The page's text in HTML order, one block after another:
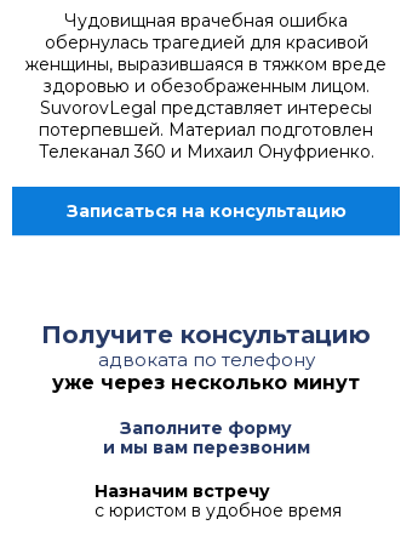
Чудовищная врачебная ошибка
обернулась трагедией для красивой
женщины, выразившаяся в тяжком вреде
здоровью и обезображенным лицом.
SuvorovLegal представляет интересы
потерпевшей. Материал подготовлен
Телеканал 360 и Михаил Онуфриенко.
Записаться на консультацию
Получите консультацию
адвоката по телефону
уже через несколько минут
Заполните форму
и мы вам перезвоним
Назначим встречу
с юристом в удобное время